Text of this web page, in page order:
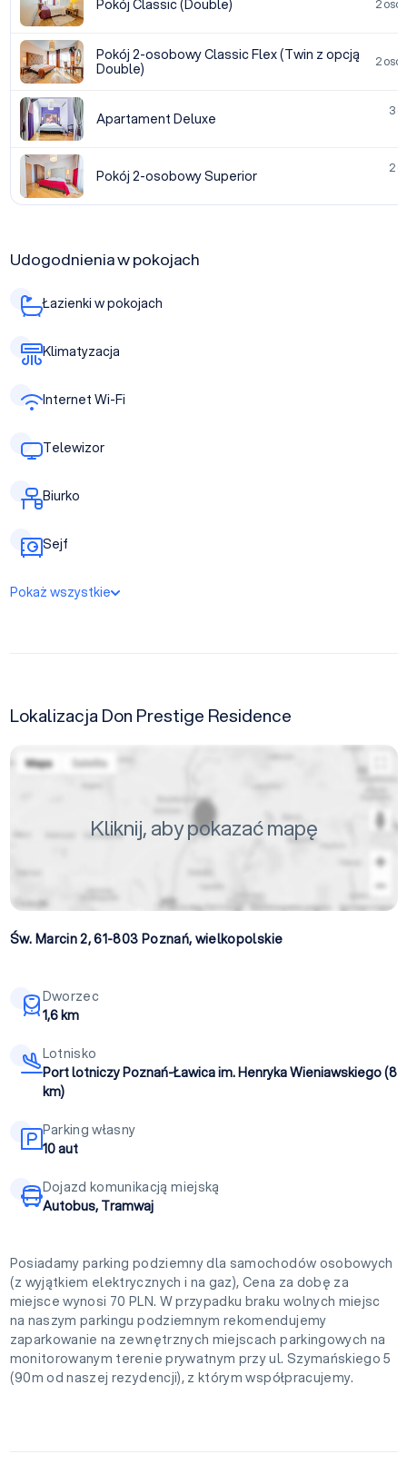
Pokój Classic (Double) 2
Pokój 2-osobowy Classic Flex (Twin z opcją
Double)
2
Apartament Deluxe
3
Pokój 2-osobowy Superior
2
Udogodnienia w pokojach
Łazienki w pokojach
Klimatyzacja
Internet Wi-Fi
Telewizor
Biurko
Sejf
Pokaż wszystkie
Lokalizacja Don Prestige Residence
Kliknij, aby pokazać mapę
Św. Marcin 2, 61-803 Poznań, wielkopolskie
Dworzec
1,6 km
Lotnisko
Port lotniczy Poznań-Ławica im. Henryka Wieniawskiego (8
km)
Parking własny
10 aut
Dojazd komunikacją miejską
Autobus, Tramwaj
Posiadamy parking podziemny dla samochodów osobowych
(z wyjątkiem elektrycznych i na gaz), Cena za dobę za
miejsce wynosi 70 PLN. W przypadku braku wolnych miejsc
na naszym parkingu podziemnym rekomendujemy
zaparkowanie na zewnętrznych miejscach parkingowych na
monitorowanym terenie prywatnym przy ul. Szymańskiego 5
(90m od naszej rezydencji), z którym współpracujemy.